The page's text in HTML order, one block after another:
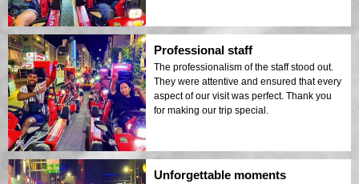
Professional staff
The professionalism of the staff stood out.
They were attentive and ensured that every
aspect of our visit was perfect. Thank you
for making our trip special.
Unforgettable moments